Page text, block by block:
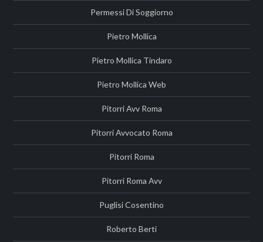
Permessi Di Soggiorno
Pietro Mollica
Pietro Mollica Tindaro
Pietro Mollica Web
Pitorri Avv Roma
Pitorri Avvocato Roma
Pitorri Roma
Pitorri Roma Avv
Puglisi Cosentino
Roberto Berti